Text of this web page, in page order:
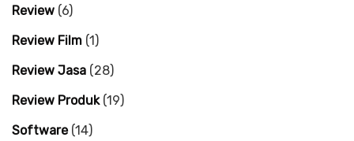
Review (6)
Review Film (1)
Review Jasa (28)
Review Produk(19)
Software(14)